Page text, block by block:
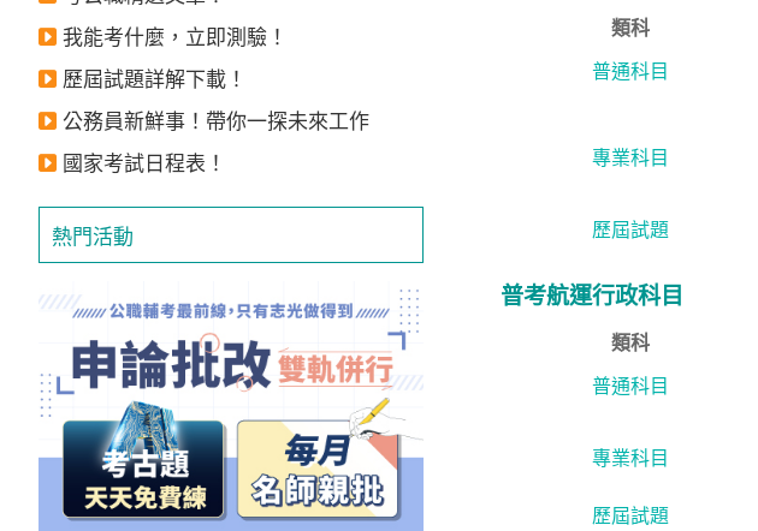
我能考什麼，立即測驗！
歷屆試題詳解下載！
公務員新鮮事！帶你一探未來工作
國家考試日程表！
熱門活動
類科
普通科目
專業科目
歷屆試題
普考航運行政科目
類科
普通科目
專業科目
歷屆試題